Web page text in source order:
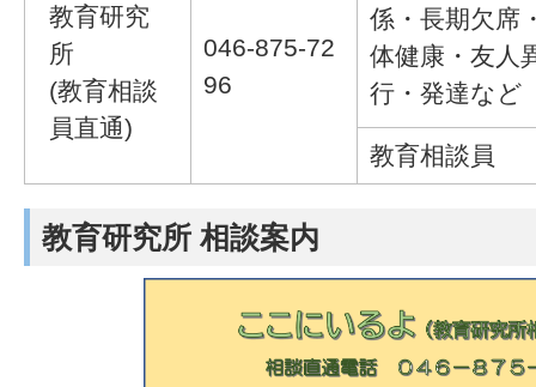
教育研究
所
(教育相談
員直通)
046-875-72
96
係・長期欠席
体健康・友人
行・発達など
教育相談員
教育研究所 相談案内